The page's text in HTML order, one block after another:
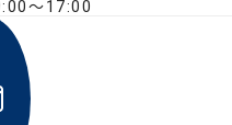
〜17:00